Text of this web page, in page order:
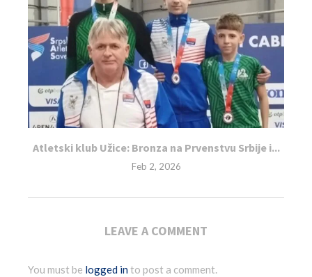
Atletski klub Užice: Bronza na Prvenstvu Srbije i...
Feb 2, 2026
LEAVE A COMMENT
You must be logged into post a comment.